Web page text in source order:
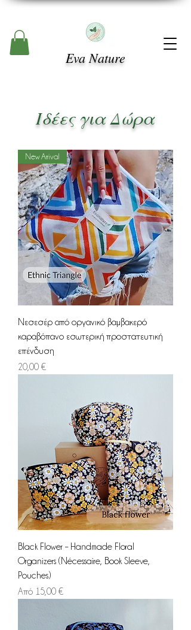
Eva Nature
Ιδέες για Δώρα
New Arrival
Νεσεσέρ από οργανικό βαμβακερό
καραβόπανο εσωτερική προστατευτική
επένδυση
Τιμή
20,00 €
Black Flower – Handmade Floral
Organizers (Nécessaire, Book Sleeve,
Pouches)
Από 15,00 €
Τιμή Έκπτωσης